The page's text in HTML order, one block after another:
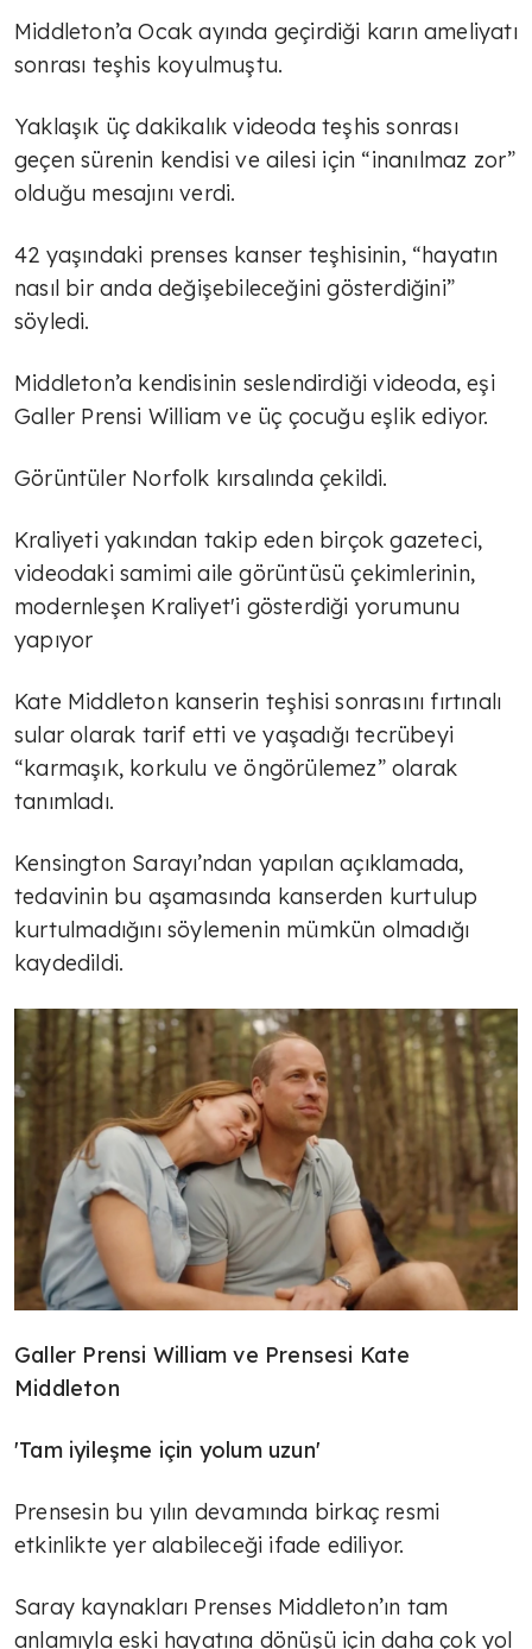
Middleton’a Ocak ayında geçirdiği karın ameliyatı
sonrası teşhis koyulmuştu.
Yaklaşık üç dakikalık videoda teşhis sonrası
geçen sürenin kendisi ve ailesi için “inanılmaz zor”
olduğu mesajını verdi.
42 yaşındaki prenses kanser teşhisinin, “hayatın
nasıl bir anda değişebileceğini gösterdiğini”
söyledi.
Middleton’a kendisinin seslendirdiği videoda, eşi
Galler Prensi William ve üç çocuğu eşlik ediyor.
Görüntüler Norfolk kırsalında çekildi.
Kraliyeti yakından takip eden birçok gazeteci,
videodaki samimi aile görüntüsü çekimlerinin,
modernleşen Kraliyet'i gösterdiği yorumunu
yapıyor
Kate Middleton kanserin teşhisi sonrasını fırtınalı
sular olarak tarif etti ve yaşadığı tecrübeyi
“karmaşık, korkulu ve öngörülemez” olarak
tanımladı.
Kensington Sarayı’ndan yapılan açıklamada,
tedavinin bu aşamasında kanserden kurtulup
kurtulmadığını söylemenin mümkün olmadığı
kaydedildi.
Galler Prensi William ve Prensesi Kate
Middleton
'Tam iyileşme için yolum uzun'
Prensesin bu yılın devamında birkaç resmi
etkinlikte yer alabileceği ifade ediliyor.
Saray kaynakları Prenses Middleton’ın tam
anlamıyla eski hayatına dönüşü için daha çok yol